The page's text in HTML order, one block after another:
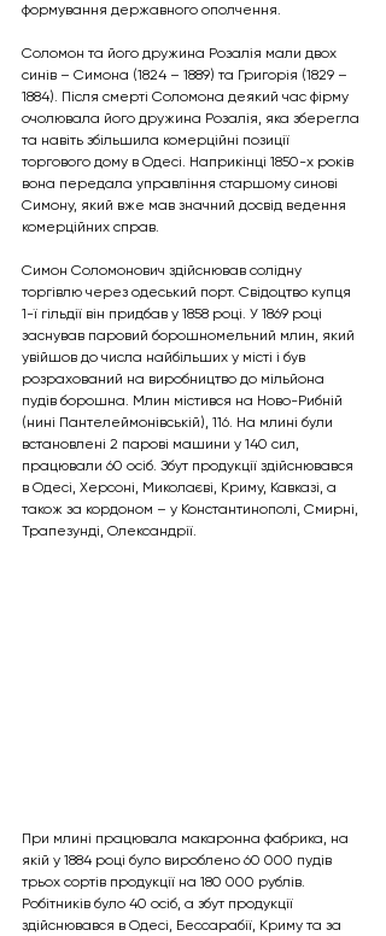
формування державного ополчення.
Соломон та його дружина Розалія мали двох
синів – Симона (1824 – 1889) та Григорія (1829 –
1884). Після смерті Соломона деякий час фірму
очолювала його дружина Розалія, яка зберегла
та навіть збільшила комерційні позиції
торгового дому в Одесі. Наприкінці 1850-х років
вона передала управління старшому синові
Симону, який вже мав значний досвід ведення
комерційних справ.
Симон Соломонович здійснював солідну
торгівлю через одеський порт. Свідоцтво купця
1-ї гільдії він придбав у 1858 році. У 1869 році
заснував паровий борошномельний млин, який
увійшов до числа найбільших у місті і був
розрахований на виробництво до мільйона
пудів борошна. Млин містився на Ново-Рибній
(нині Пантелеймонівській), 116. На млині були
встановлені 2 парові машини у 140 сил,
працювали 60 осіб. Збут продукції здійснювався
в Одесі, Херсоні, Миколаєві, Криму, Кавказі, а
також за кордоном – у Константинополі, Смирні,
Трапезунді, Олександрії.
При млині працювала макаронна фабрика, на
якій у 1884 році було вироблено 60 000 пудів
трьох сортів продукції на 180 000 рублів.
Робітників було 40 осіб, а збут продукції
здійснювався в Одесі, Бессарабії, Криму та за